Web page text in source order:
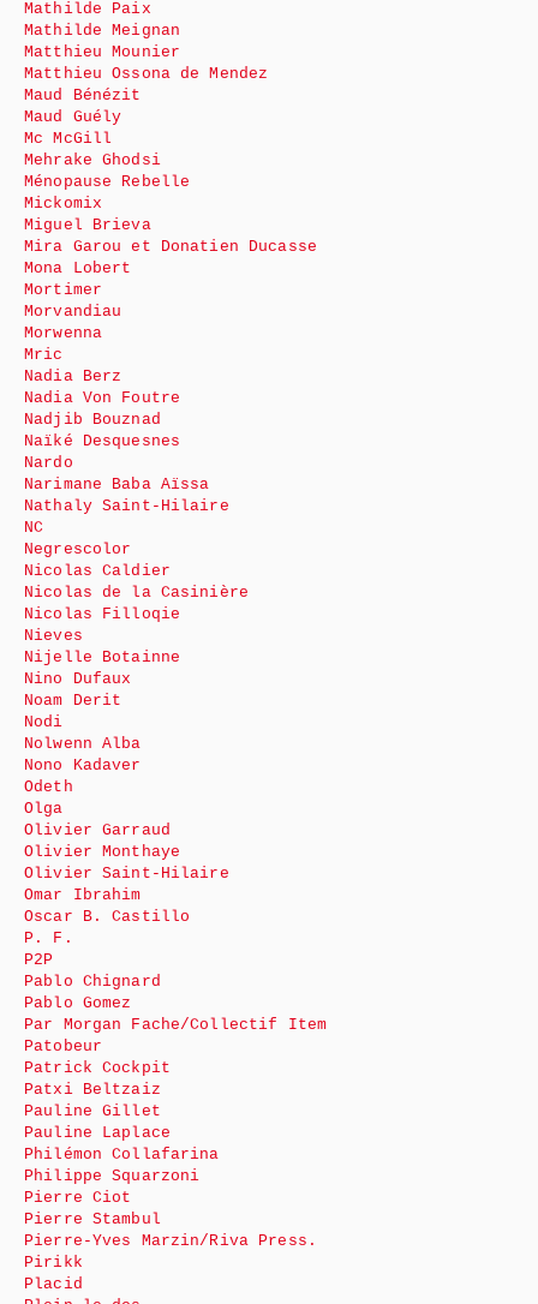
Mathilde Paix
Mathilde Meignan
Matthieu Mounier
Matthieu Ossona de Mendez
Maud Bénézit
Maud Guély
Mc McGill
Mehrake Ghodsi
Ménopause Rebelle
Mickomix
Miguel Brieva
Mira Garou et Donatien Ducasse
Mona Lobert
Mortimer
Morvandiau
Morwenna
Mric
Nadia Berz
Nadia Von Foutre
Nadjib Bouznad
Naïké Desquesnes
Nardo
Narimane Baba Aïssa
Nathaly Saint-Hilaire
NC
Negrescolor
Nicolas Caldier
Nicolas de la Casinière
Nicolas Filloqie
Nieves
Nijelle Botainne
Nino Dufaux
Noam Derit
Nodi
Nolwenn Alba
Nono Kadaver
Odeth
Olga
Olivier Garraud
Olivier Monthaye
Olivier Saint-Hilaire
Omar Ibrahim
Oscar B. Castillo
P. F.
P2P
Pablo Chignard
Pablo Gomez
Par Morgan Fache/Collectif Item
Patobeur
Patrick Cockpit
Patxi Beltzaiz
Pauline Gillet
Pauline Laplace
Philémon Collafarina
Philippe Squarzoni
Pierre Ciot
Pierre Stambul
Pierre-Yves Marzin/Riva Press.
Pirikk
Placid